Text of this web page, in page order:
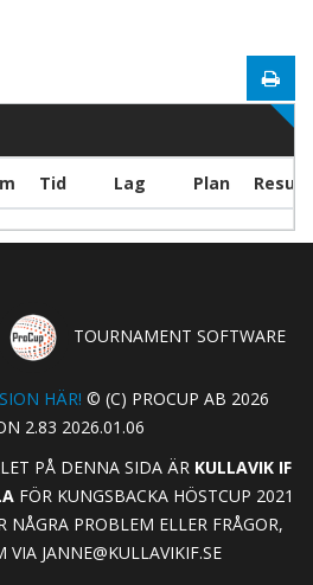
Tid Lag Plan
TOURNAMENT SOFTWARE
HÄR! © (C) PROCUP AB 2026
2.83 2026.01.06
PÅ DENNA SIDA ÄR KULLAVIK IF
FÖR KUNGSBACKA HÖSTCUP 2021
NÅGRA PROBLEM ELLER FRÅGOR,
VIA JANNE@KULLAVIKIF.SE